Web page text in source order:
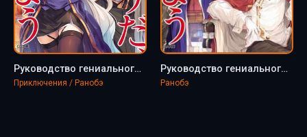
Руководство гениального принца по вызволению страны из долгов (пора и родину продать) 4 - Тоба Тоору
Приключения / Ранобэ
Руководство гениального принца по вызволению страны из долгов (пора и родину продать) 7 - Тоба Тоору
Ранобэ